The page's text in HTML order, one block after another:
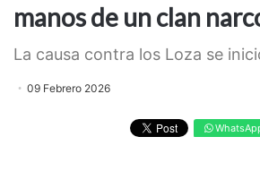
manos de un clan
La causa contra los Loza se
09 Febrero 2026